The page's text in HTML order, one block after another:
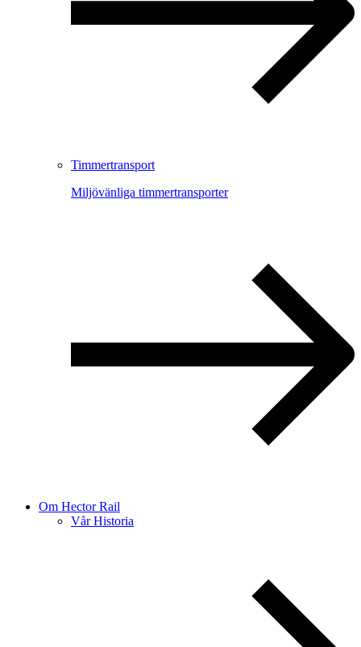
Timmertransport
Miljövänliga timmertransporter
Om Hector Rail
Vår Historia